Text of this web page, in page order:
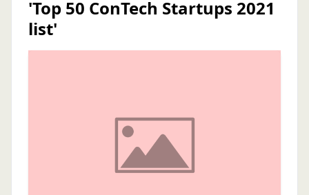
'Top 50 ConTech Startups 2021
list'